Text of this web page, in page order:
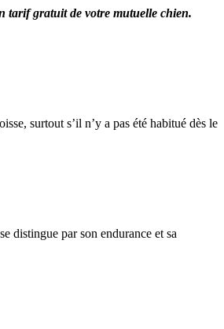
tarif gratuit de votre mutuelle chien.
surtout s’il n’y a pas été habitué dès le
distingue par son endurance et sa